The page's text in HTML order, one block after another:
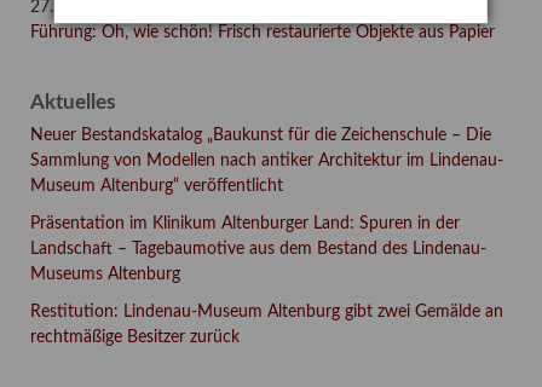
27. August 2026,
Führung: Oh, wie schön! Frisch restaurierte Objekte aus Papier
Aktuelles
Neuer Bestandskatalog „Baukunst für die Zeichenschule – Die
Sammlung von Modellen nach antiker Architektur im Lindenau-
Museum Altenburg“ veröffentlicht
Präsentation im Klinikum Altenburger Land: Spuren in der
Landschaft – Tagebaumotive aus dem Bestand des Lindenau-
Museums Altenburg
Restitution: Lindenau-Museum Altenburg gibt zwei Gemälde an
rechtmäßige Besitzer zurück